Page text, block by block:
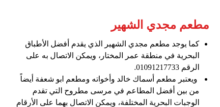
مطعم مجدي الشهير
كما يوجد مطعم مجدي الشهير الذي يقدم أفضل الأطباق
البحرية في منطقة عمر المختار، ويمكن الاتصال به على
الرقم 01091217733.
ويعتبر مطعم أسماك خالد وأخواته ومطعم ابو شعفة أيضاً
من بين أفضل المطاعم في مرسى مطروح التي تقدم
الوجبات البحرية المختلفة، ويمكن الاتصال بهما على الأرقام